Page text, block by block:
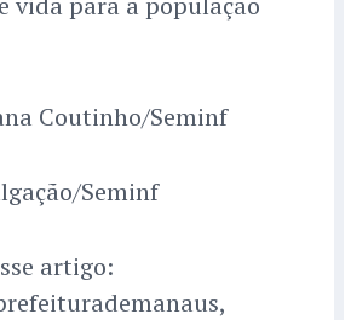
Coutinho/Seminf
Seminf
artigo: